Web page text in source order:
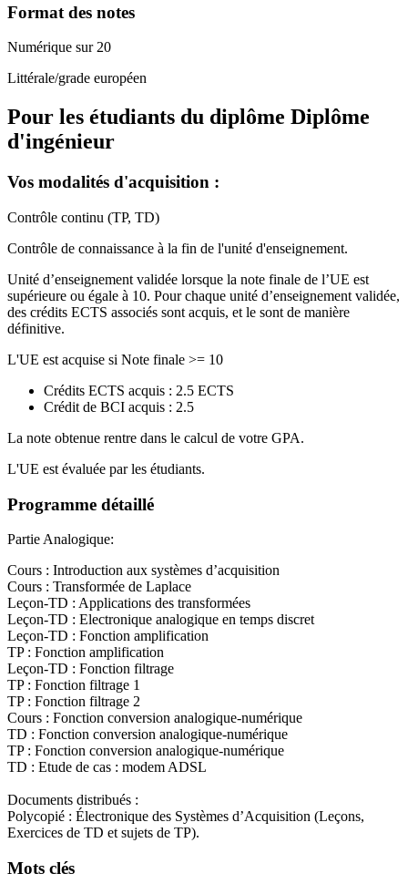
Format des notes
Numérique sur 20
Littérale/grade européen
Pour les étudiants du diplôme Diplôme
d'ingénieur
Vos modalités d'acquisition :
Contrôle continu (TP, TD)
Contrôle de connaissance à la fin de l'unité d'enseignement.
Unité d’enseignement validée lorsque la note finale de l’UE est
supérieure ou égale à 10. Pour chaque unité d’enseignement validée,
des crédits ECTS associés sont acquis, et le sont de manière
définitive.
L'UE est acquise si Note finale >= 10
Crédits ECTS acquis : 2.5 ECTS
Crédit de BCI acquis : 2.5
La note obtenue rentre dans le calcul de votre GPA.
L'UE est évaluée par les étudiants.
Programme détaillé
Partie Analogique:
Cours : Introduction aux systèmes d’acquisition
Cours : Transformée de Laplace
Leçon-TD : Applications des transformées
Leçon-TD : Electronique analogique en temps discret
Leçon-TD : Fonction amplification
TP : Fonction amplification
Leçon-TD : Fonction filtrage
TP : Fonction filtrage 1
TP : Fonction filtrage 2
Cours : Fonction conversion analogique-numérique
TD : Fonction conversion analogique-numérique
TP : Fonction conversion analogique-numérique
TD : Etude de cas : modem ADSL
Documents distribués :
Polycopié : Électronique des Systèmes d’Acquisition (Leçons,
Exercices de TD et sujets de TP).
Mots clés